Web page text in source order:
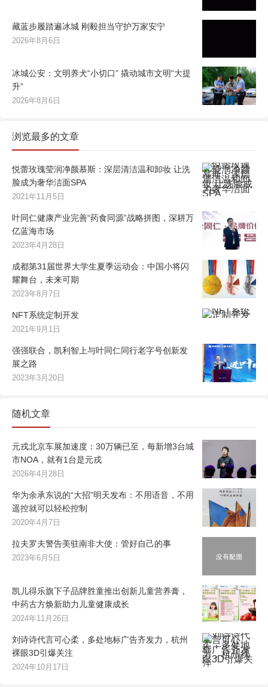
藏蓝步履踏遍冰城 刚毅担当守护万家安宁
2026年8月6日
冰城公安：文明养犬“小切口” 撬动城市文明“大提
升”
2026年8月6日
浏览最多的文章
悦蕾玫瑰莹润净颜慕斯：深层清洁温和卸妆 让洗
脸成为奢华洁面SPA
2021年11月5日
叶同仁健康产业完善“药食同源”战略拼图，深耕万
亿蓝海市场
2023年4月28日
成都第31届世界大学生夏季运动会：中国小将闪
耀舞台，未来可期
2023年8月7日
NFT系统定制开发
2021年9月1日
强强联合，凯利智上与叶同仁同行老字号创新发
展之路
2023年3月20日
随机文章
元戎北京车展加速度：30万辆已至，每新增3台城
市NOA，就有1台是元戎
2026年4月28日
华为余承东说的“大招”明天发布：不用语音，不用
遥控就可以轻松控制
2020年4月7日
拉夫罗夫警告美驻南非大使：管好自己的事
2023年6月5日
凯儿得乐旗下子品牌胜童推出创新儿童营养膏，
中药古方焕新助力儿童健康成长
2024年11月26日
刘诗诗代言可心柔，多处地标广告齐发力，杭州
裸眼3D引爆关注
2024年10月17日